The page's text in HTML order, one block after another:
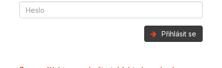
Přihlásit se